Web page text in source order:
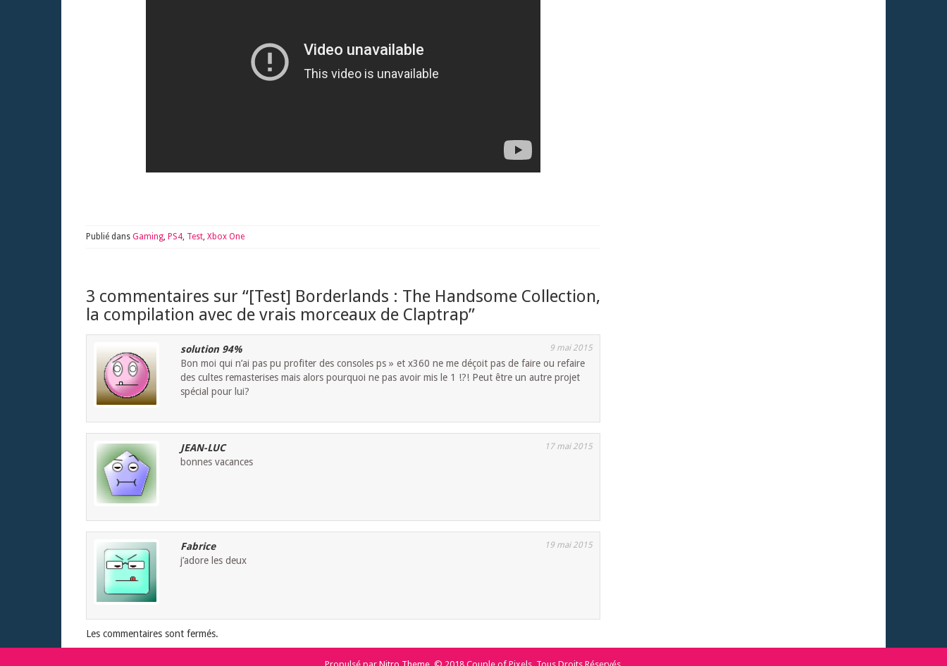
Publié dans Gaming, PS4, Test, Xbox One
3 commentaires sur “[Test] Borderlands : The Handsome Collection,
la compilation avec de vrais morceaux de Claptrap”
solution 94% 9 mai 2015
Bon moi qui n’ai pas pu profiter des consoles ps » et x360 ne me déçoit pas de faire ou refaire
des cultes remasterises mais alors pourquoi ne pas avoir mis le 1 !?! Peut être un autre projet
spécial pour lui?
JEAN-LUC 17 mai 2015
bonnes vacances
Fabrice 19 mai 2015
j’adore les deux
Les commentaires sont fermés.